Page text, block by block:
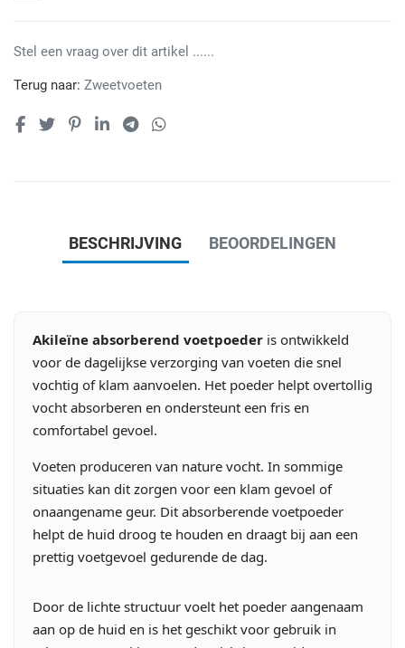
Stel een vraag over dit artikel ......
Terug naar: Zweetvoeten
BESCHRIJVING BEOORDELINGEN
Akileïne absorberend voetpoeder is ontwikkeld
voor de dagelijkse verzorging van voeten die snel
vochtig of klam aanvoelen. Het poeder helpt overtollig
vocht absorberen en ondersteunt een fris en
comfortabel gevoel.
Voeten produceren van nature vocht. In sommige
situaties kan dit zorgen voor een klam gevoel of
onaangename geur. Dit absorberende voetpoeder
helpt de huid droog te houden en draagt bij aan een
prettig voetgevoel gedurende de dag.
Door de lichte structuur voelt het poeder aangenaam
aan op de huid en is het geschikt voor gebruik in